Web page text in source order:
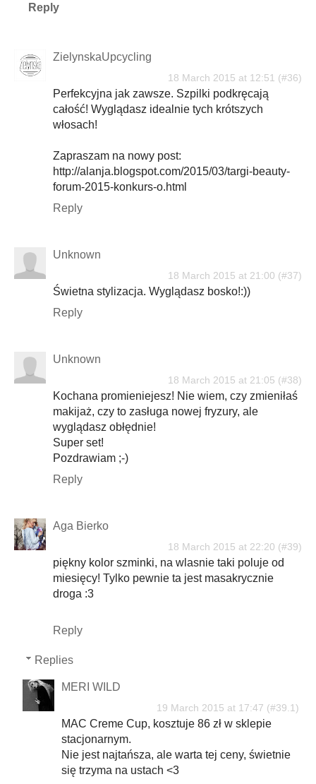
Reply
ZielynskaUpcycling
18 March 2015 at 12:51
Perfekcyjna jak zawsze. Szpilki podkręcają
całość! Wyglądasz idealnie tych krótszych
włosach!
Zapraszam na nowy post:
http://alanja.blogspot.com/2015/03/targi-beauty-
forum-2015-konkurs-o.html
Reply
Unknown
18 March 2015 at 21:00
Świetna stylizacja. Wyglądasz bosko!:))
Reply
Unknown
18 March 2015 at 21:05
Kochana promieniejesz! Nie wiem, czy zmieniłaś
makijaż, czy to zasługa nowej fryzury, ale
wyglądasz obłędnie!
Super set!
Pozdrawiam ;-)
Reply
Aga Bierko
18 March 2015 at 22:20
piękny kolor szminki, na wlasnie taki poluje od
miesięcy! Tylko pewnie ta jest masakrycznie
droga :3
Reply
Replies
MERI WILD
19 March 2015 at 17:47
MAC Creme Cup, kosztuje 86 zł w sklepie
stacjonarnym.
Nie jest najtańsza, ale warta tej ceny, świetnie
się trzyma na ustach <3